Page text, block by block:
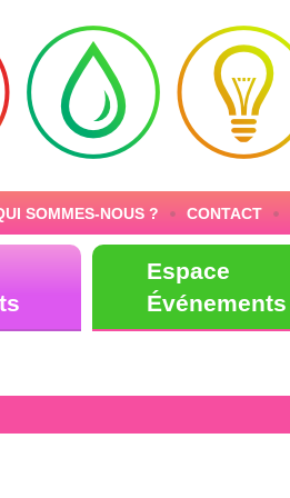
SOMMES-NOUS ? CONTACT
Espace
Événements